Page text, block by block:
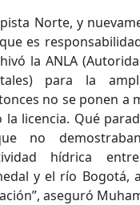
Norte, y
es
la ANLA
para la
no se ponen a
licencia. Qué
no
hídrica
y el río Bogotá,
aseguró